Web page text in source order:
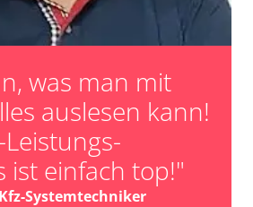
was man mit
auslesen kann!
Leistungs-
ist einfach top!"
Systemtechniker